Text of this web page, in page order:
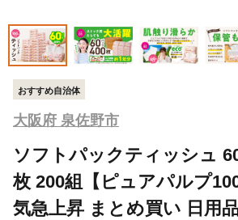
おすすめ自治体
大阪府 泉佐野市
ソフトパックティッシュ
枚 200組【ピュアパルプ
気急上昇 まとめ買い 日用